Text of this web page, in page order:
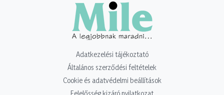
Adatkezelési tájékoztató
Általános szerződési feltételek
Cookie és adatvédelmi beállítások
Felelősség kizáró nyilatkozat